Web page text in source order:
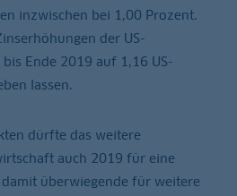
inzwischen bei 1,00 Prozent.
der US-
Ende 2019 auf 1,16 US-
lassen.
dürfte das weitere
auch 2019 für eine
überwiegende für weitere